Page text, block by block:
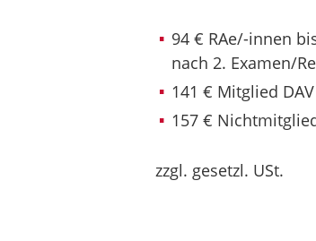
94 € RAe/-innen
nach 2. Examen/
141 € Mitglied DAV
157 €
zzgl. gesetzl. USt.